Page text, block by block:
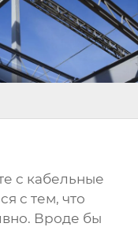
с кабельные
с тем, что
Вроде бы